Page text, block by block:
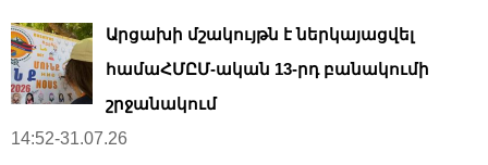
Արցախի մշակույթն է ներկայացվել
համաՀՄԸՄ-ական 13-րդ բանակումի
շրջանակում
14:52-31.07.26